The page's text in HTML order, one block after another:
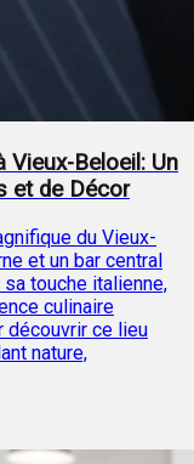
Vieux-Beloeil: Un
et de Décor
du Vieux-
et un bar central
touche italienne,
culinaire
découvrir ce lieu
nature,